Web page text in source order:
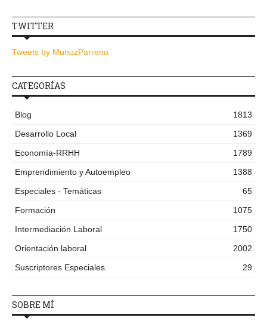
TWITTER
Tweets by MunozParreno
CATEGORÍAS
Blog
1813
Desarrollo Local
1369
Economía-RRHH
1789
Emprendimiento y Autoempleo
1388
Especiales - Temáticas
65
Formación
1075
Intermediación Laboral
1750
Orientación laboral
2002
Suscriptores Especiales
29
SOBRE MÍ